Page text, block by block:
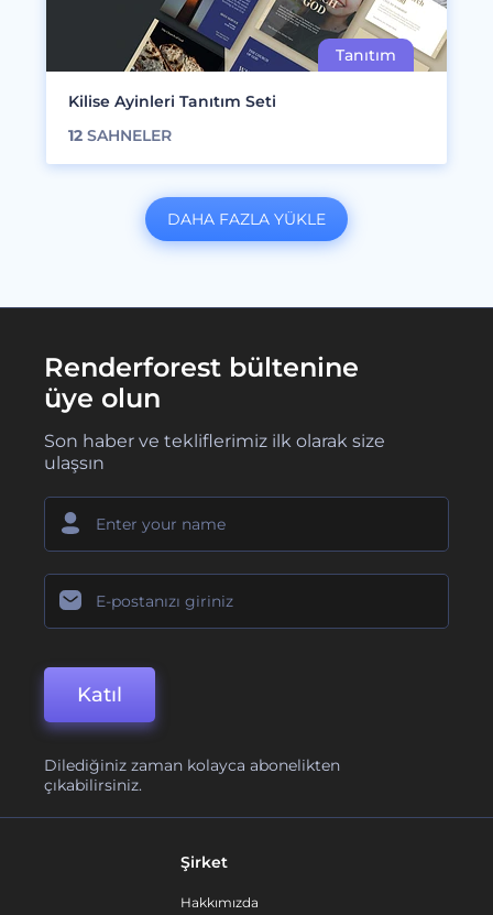
Kilise Ayinleri Tanıtım Seti
12 SAHNELER
DAHA FAZLA YÜKLE
Renderforest bültenine
üye olun
Son haber ve tekliflerimiz ilk olarak size
ulaşsın
Katıl
Dilediğiniz zaman kolayca abonelikten
çıkabilirsiniz.
Şirket
Hakkımızda